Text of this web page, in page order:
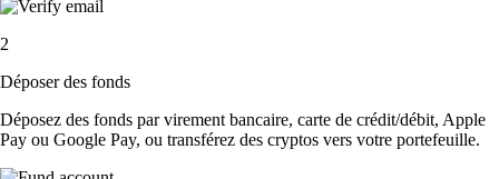
2
Déposer des fonds
Déposez des fonds par virement bancaire, carte de crédit/débit, Apple
Pay ou Google Pay, ou transférez des cryptos vers votre portefeuille.